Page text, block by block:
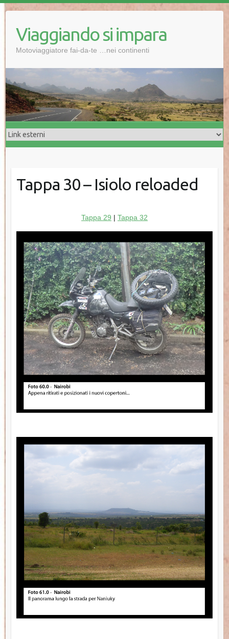
Salta
contenutoViaggiando si impara
Motoviaggiatore fai-da-te …nei continenti
Tappa 30 – Isiolo reloaded
Tappa 29 | Tappa 32